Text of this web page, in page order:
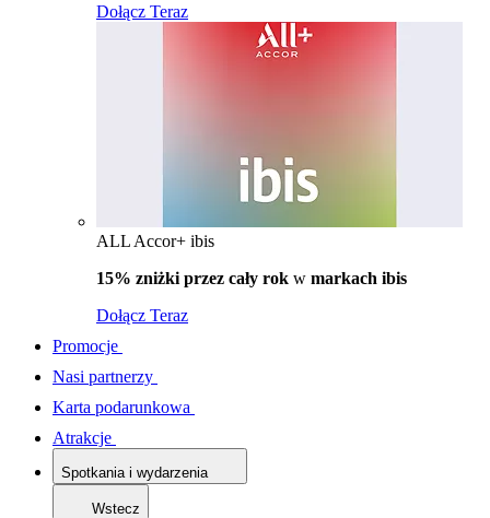
Dołącz Teraz
ALL Accor+ ibis
15% zniżki przez cały rok w markach ibis
Dołącz Teraz
Promocje
Nasi partnerzy
Karta podarunkowa
Atrakcje
Spotkania i wydarzenia
Wstecz